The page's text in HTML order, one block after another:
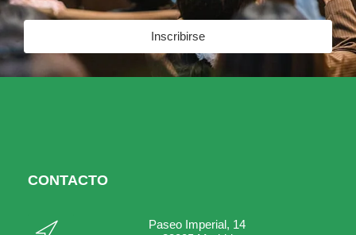
Inscribirse
CONTACTO
Paseo Imperial, 14